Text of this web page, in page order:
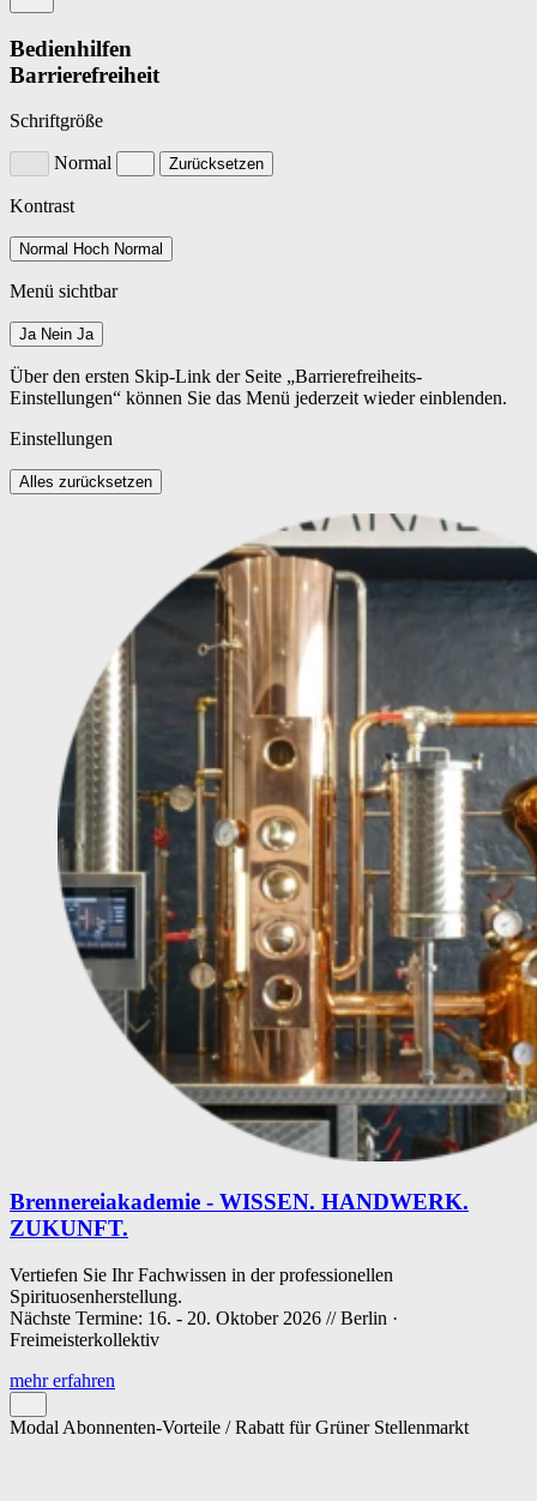
Bedienhilfen
Barrierefreiheit
Schriftgröße
Normal Zurücksetzen
Kontrast
Normal Hoch Normal
Menü sichtbar
Ja Nein Ja
Über den ersten Skip-Link der Seite „Barrierefreiheits-
Einstellungen“ können Sie das Menü jederzeit wieder einblenden.
Einstellungen
Alles zurücksetzen
Brennereiakademie - WISSEN. HANDWERK.
ZUKUNFT.
Vertiefen Sie Ihr Fachwissen in der professionellen
Spirituosenherstellung.
Nächste Termine: 16. - 20. Oktober 2026 // Berlin ·
Freimeisterkollektiv
mehr erfahren
Modal Abonnenten-Vorteile / Rabatt für Grüner Stellenmarkt